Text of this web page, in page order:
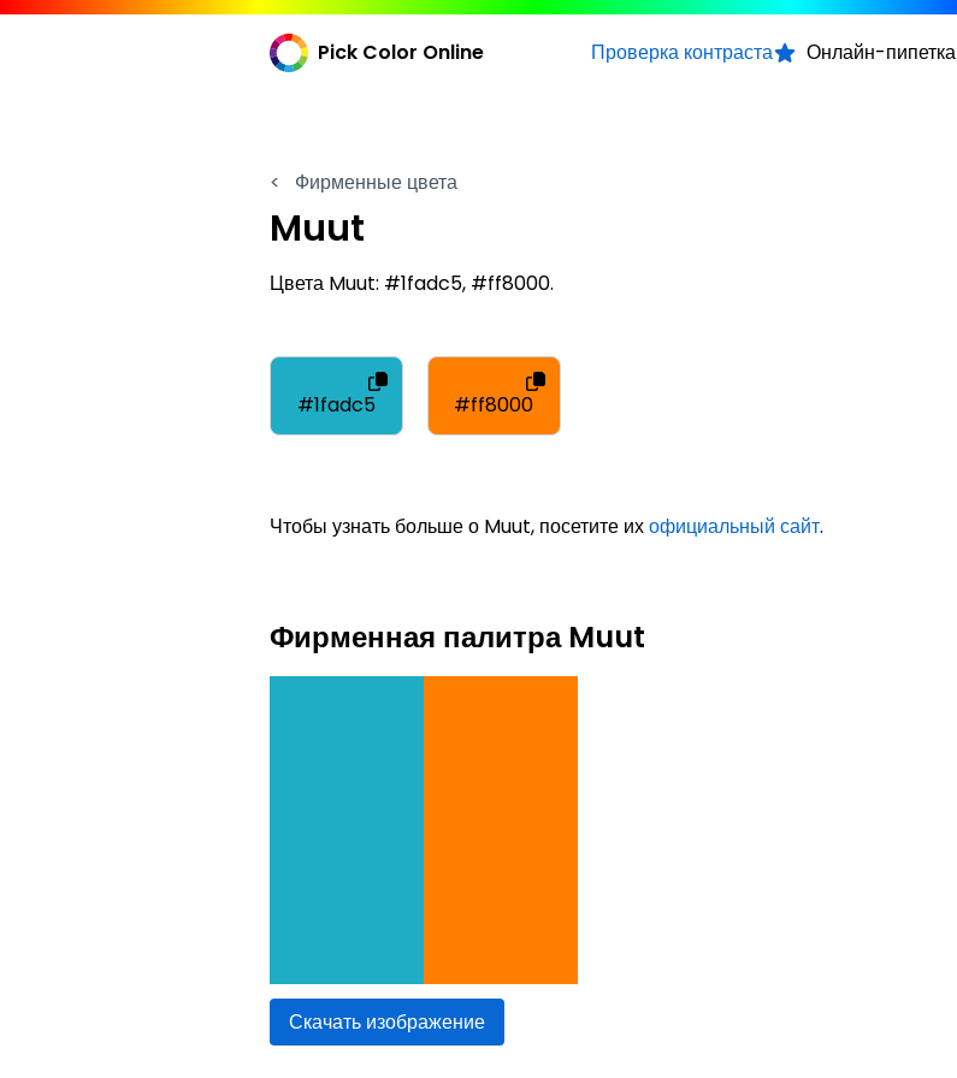
Pick Color Online Проверка контраста Онлайн-пипетка
< Фирменные цвета
Muut
Цвета Muut: #1fadc5, #ff8000.
#1fadc5 #ff8000
Чтобы узнать больше о Muut, посетите ихофициальный сайт.
Фирменная палитра Muut
Скачать изображение